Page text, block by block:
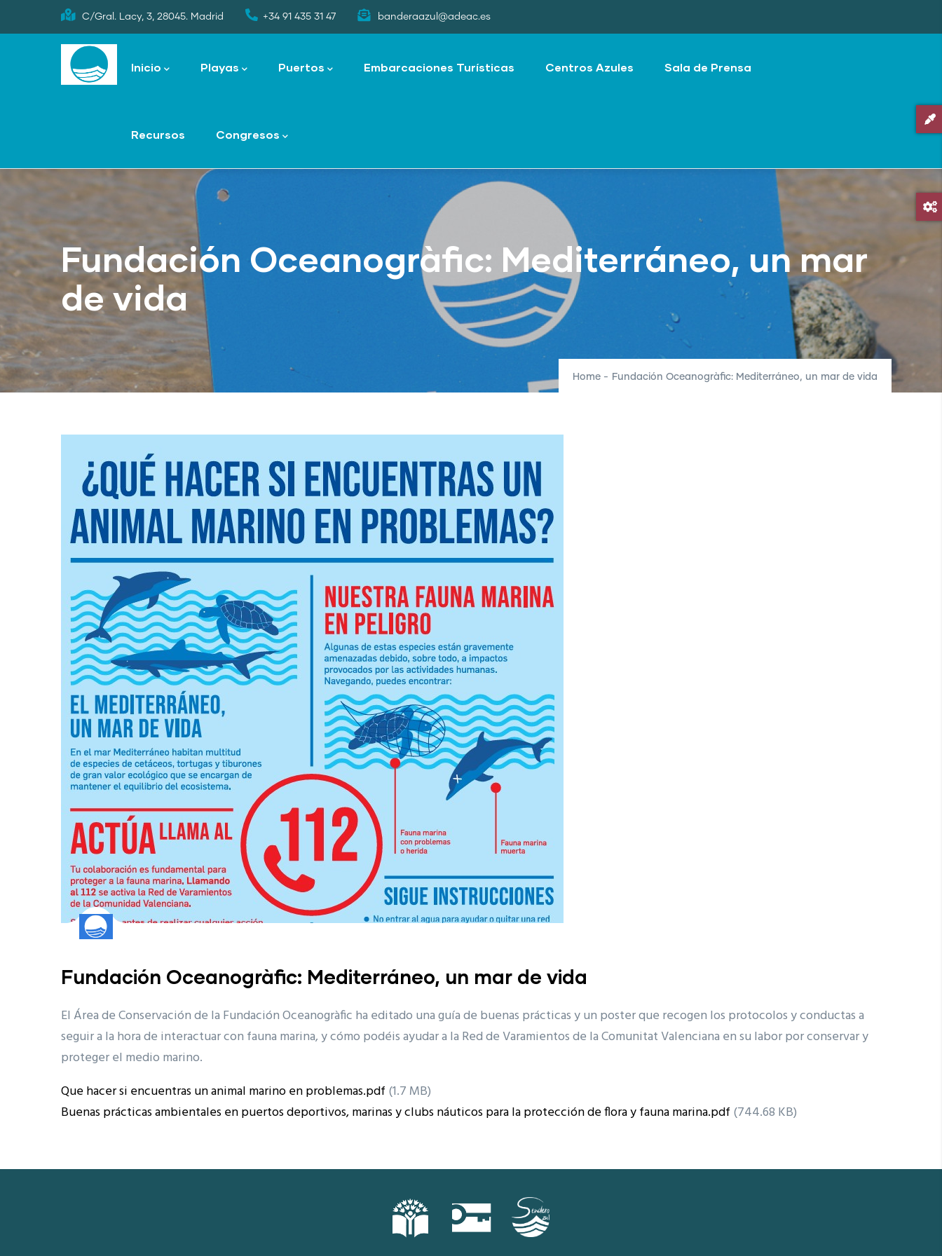
to
C/Gral. Lacy, 3, 28045. Madrid +34 91 435 31 47 banderaazul@adeac.es
navigation
Inicio Playas Puertos Embarcaciones Turísticas Centros Azules Sala de Prensa
Recursos Congresos
Fundación Oceanogràfic: Mediterráneo, un mar
de vida
Home - Fundación Oceanogràfic: Mediterráneo, un mar de vida
Fundación Oceanogràfic: Mediterráneo, un mar de vida
El Área de Conservación de la Fundación Oceanogràfic ha editado una guía de buenas prácticas y un poster que recogen los protocolos y conductas a
seguir a la hora de interactuar con fauna marina, y cómo podéis ayudar a la Red de Varamientos de la Comunitat Valenciana en su labor por conservar y
proteger el medio marino.
Que hacer si encuentras un animal marino en problemas.pdf (1.7 MB)
Buenas prácticas ambientales en puertos deportivos, marinas y clubs náuticos para la protección de flora y fauna marina.pdf (744.68 KB)